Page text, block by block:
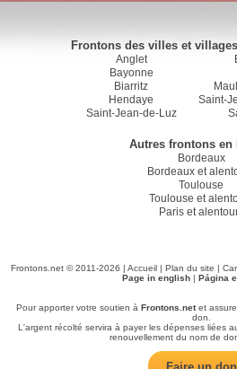
Frontons des villes et
Anglet
Bayonne
Biarritz
Hendaye
Saint-Jean-de-Luz
Saint-
Autres frontons en
Bordeaux
Bordeaux et
Toulouse
Toulouse et
Paris et
Frontons.net © 2011-2026 | Accueil| Plan du site |
Page in english | Página
Pour apporter votre soutien à Frontons.netet
don.
L'argent récolté servira à payer les dépenses liées
renouvellement du nom de